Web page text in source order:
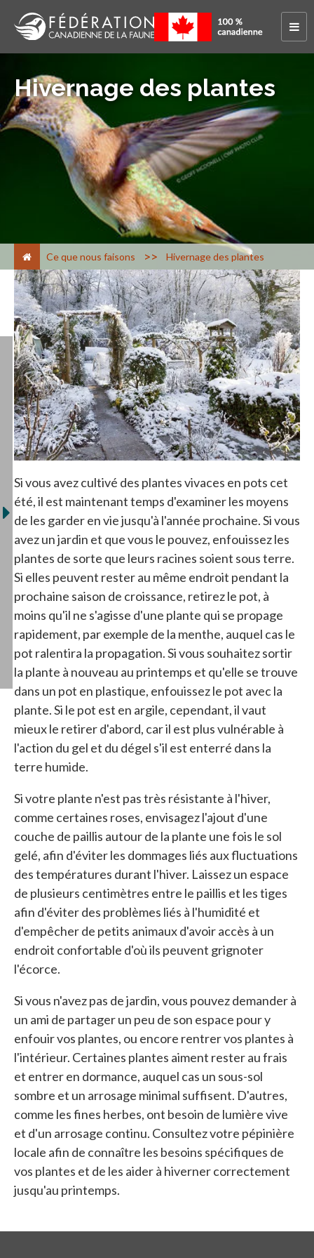
Hivernage des plantes
Ce que nous faisons > Hivernage des plantes
Si vous avez cultivé des plantes vivaces en pots cet
été, il est maintenant temps d'examiner les moyens
de les garder en vie jusqu'à l'année prochaine. Si vous
avez un jardin et que vous le pouvez, enfouissez les
plantes de sorte que leurs racines soient sous terre.
Si elles peuvent rester au même endroit pendant la
prochaine saison de croissance, retirez le pot, à
moins qu'il ne s'agisse d'une plante qui se propage
rapidement, par exemple de la menthe, auquel cas le
pot ralentira la propagation. Si vous souhaitez sortir
la plante à nouveau au printemps et qu'elle se trouve
dans un pot en plastique, enfouissez le pot avec la
plante. Si le pot est en argile, cependant, il vaut
mieux le retirer d'abord, car il est plus vulnérable à
l'action du gel et du dégel s'il est enterré dans la
terre humide.
Si votre plante n'est pas très résistante à l'hiver,
comme certaines roses, envisagez l'ajout d'une
couche de paillis autour de la plante une fois le sol
gelé, afin d'éviter les dommages liés aux fluctuations
des températures durant l'hiver. Laissez un espace
de plusieurs centimètres entre le paillis et les tiges
afin d'éviter des problèmes liés à l'humidité et
d'empêcher de petits animaux d'avoir accès à un
endroit confortable d'où ils peuvent grignoter
l'écorce.
Si vous n'avez pas de jardin, vous pouvez demander à
un ami de partager un peu de son espace pour y
enfouir vos plantes, ou encore rentrer vos plantes à
l'intérieur. Certaines plantes aiment rester au frais
et entrer en dormance, auquel cas un sous-sol
sombre et un arrosage minimal suffisent. D'autres,
comme les fines herbes, ont besoin de lumière vive
et d'un arrosage continu. Consultez votre pépinière
locale afin de connaître les besoins spécifiques de
vos plantes et de les aider à hiverner correctement
jusqu'au printemps.